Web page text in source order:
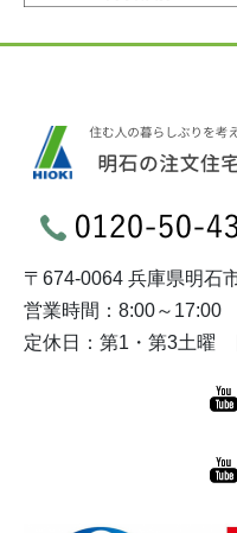
〒674-0064 兵庫県明石
営業時間：8:00～17:00
定休日：第1・第3土曜